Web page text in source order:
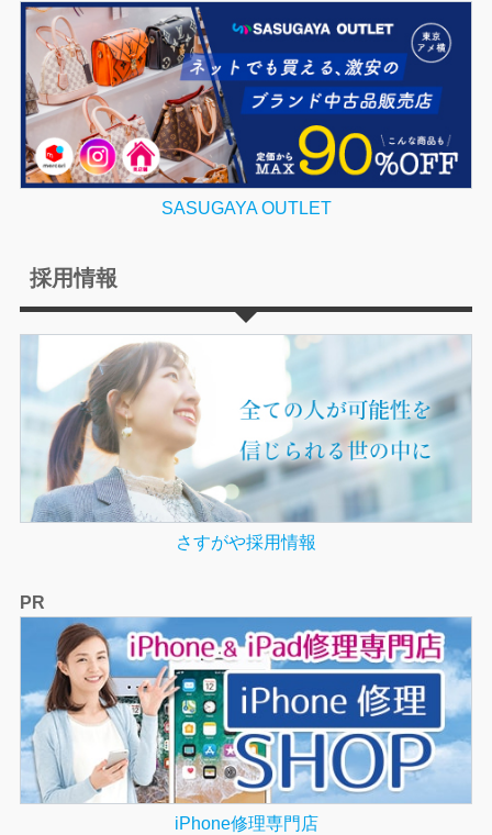
SASUGAYA OUTLET
採用情報
さすがや採用情報
PR
iPhone修理専門店